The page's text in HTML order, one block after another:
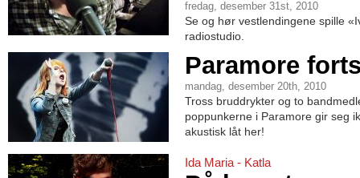
fredag, desember 31st, 2010
Se og hør vestlendingene spille
radiostudio.
Paramore
mandag, desember 20th, 2010
Tross bruddrykter og to
poppunkerne i Paramore gir seg
akustisk låt her!
Ida Maria - Katla